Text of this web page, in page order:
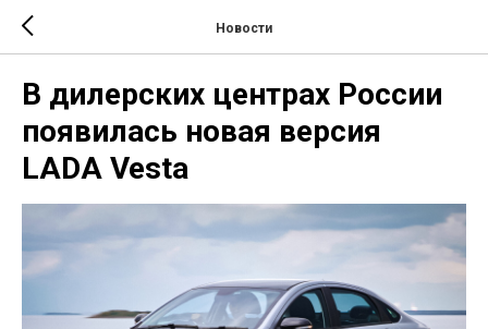
Новости
В дилерских центрах России
появилась новая версия
LADA Vesta